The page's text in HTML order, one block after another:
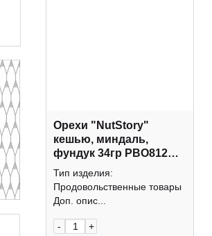
Орехи "NutStory"
кешью, миндаль,
фундук 34гр РВО812
КДВ
Тип изделия:
Продовольственные товары
Доп. опис...
- +